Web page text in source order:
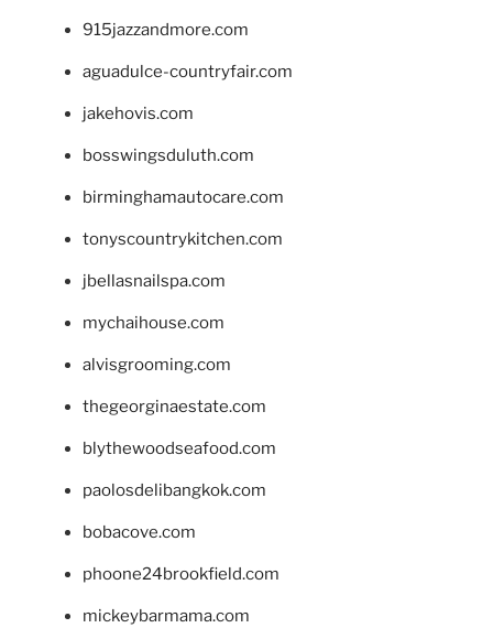
915jazzandmore.com
aguadulce-countryfair.com
jakehovis.com
bosswingsduluth.com
birminghamautocare.com
tonyscountrykitchen.com
jbellasnailspa.com
mychaihouse.com
alvisgrooming.com
thegeorginaestate.com
blythewoodseafood.com
paolosdelibangkok.com
bobacove.com
phoone24brookfield.com
mickeybarmama.com